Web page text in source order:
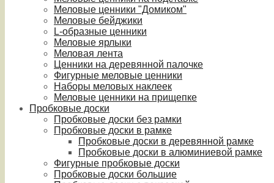
Меловые ценники "Домиком"
Меловые бейджики
L-образные ценники
Меловые ярлыки
Меловая лента
Ценники на деревянной палочке
Фигурные меловые ценники
Наборы меловых наклеек
Меловые ценники на прищепке
Пробковые доски
Пробковые доски без рамки
Пробковые доски в рамке
Пробковые доски в деревянной рамке
Пробковые доски в алюминиевой рамке
Фигурные пробковые доски
Пробковые доски большие